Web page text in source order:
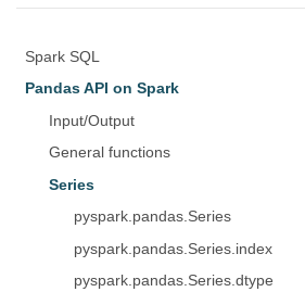
Spark SQL
Pandas API on Spark
Input/Output
General functions
Series
pyspark.pandas.Series
pyspark.pandas.Series.index
pyspark.pandas.Series.dtype